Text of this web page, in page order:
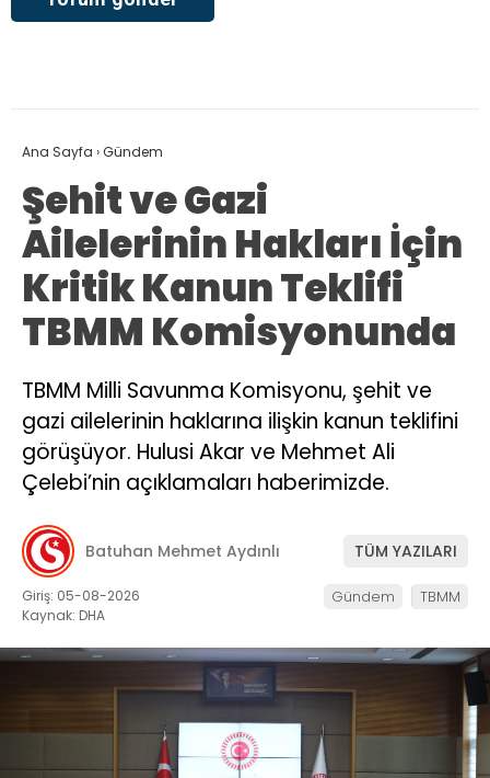
Ana Sayfa ›Gündem
Şehit ve Gazi
Ailelerinin Hakları İçin
Kritik Kanun Teklifi
TBMM Komisyonunda
TBMM Milli Savunma Komisyonu, şehit ve
gazi ailelerinin haklarına ilişkin kanun teklifini
görüşüyor. Hulusi Akar ve Mehmet Ali
Çelebi’nin açıklamaları haberimizde.
Batuhan Mehmet Aydınlı TÜM YAZILARI
Giriş: 05-08-2026
Kaynak: DHA
Gündem TBMM